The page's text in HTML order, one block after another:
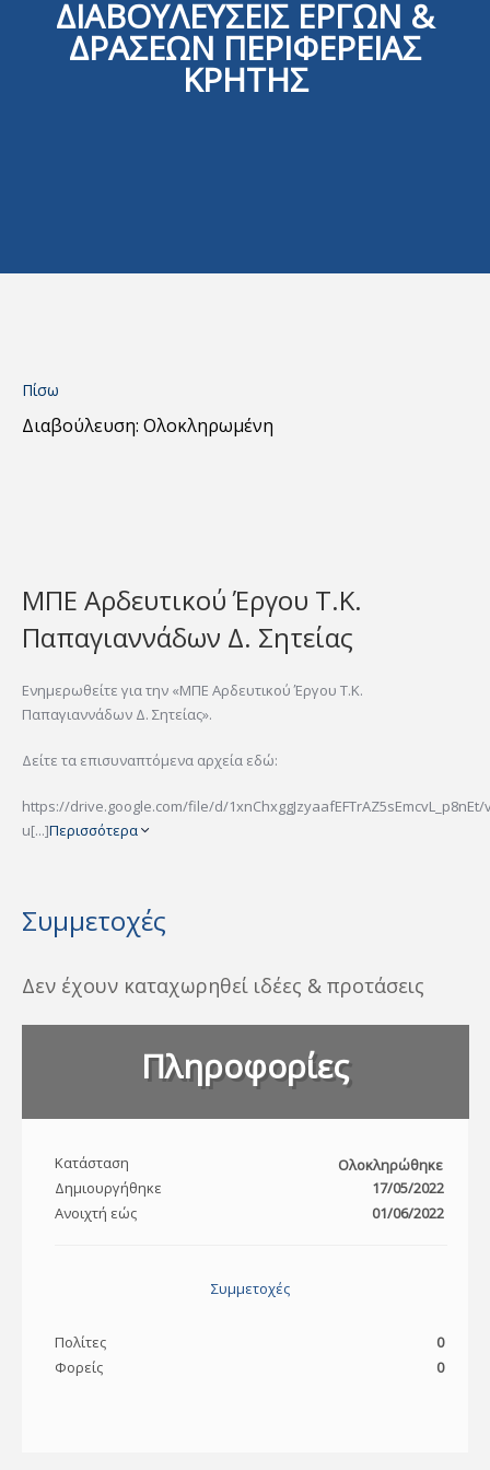
ΔΙΑΒΟΥΛΕΥΣΕΙΣ ΕΡΓΩΝ &
ΔΡΑΣΕΩΝ ΠΕΡΙΦΕΡΕΙΑΣ
ΚΡΗΤΗΣ
Πίσω
Διαβούλευση: Ολοκληρωμένη
ΜΠΕ Αρδευτικού Έργου Τ.Κ.
Παπαγιαννάδων Δ. Σητείας
Ενημερωθείτε για την «ΜΠΕ Αρδευτικού Έργου Τ.Κ.
Παπαγιαννάδων Δ. Σητείας».
Δείτε τα επισυναπτόμενα αρχεία εδώ:
https://drive.google.com/file/d/1xnChxggJzyaafEFTrAZ5sEmcvL_p8nEt/
u[...]Περισσότερα
Συμμετοχές
Δεν έχουν καταχωρηθεί ιδέες & προτάσεις
Πληροφορίες
Κατάσταση
Ολοκληρώθηκε
Δημιουργήθηκε
17/05/2022
Ανοιχτή εώς
01/06/2022
Συμμετοχές
Πολίτες
0
Φορείς
0